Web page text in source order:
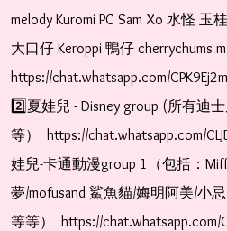
melody Kuromi PC Sam Xo 水怪 玉
大口仔 Keroppi 鴨仔 cherrychums
https://chat.whatsapp.com/
2️⃣夏娃兒 - Disney group (所有迪
等）  https://chat.whatsapp.com/
娃兒-卡通動漫group 1（包括：
夢/mofusand 鯊魚貓/娒明阿美/小
等等）  https://chat.whatsapp.com/